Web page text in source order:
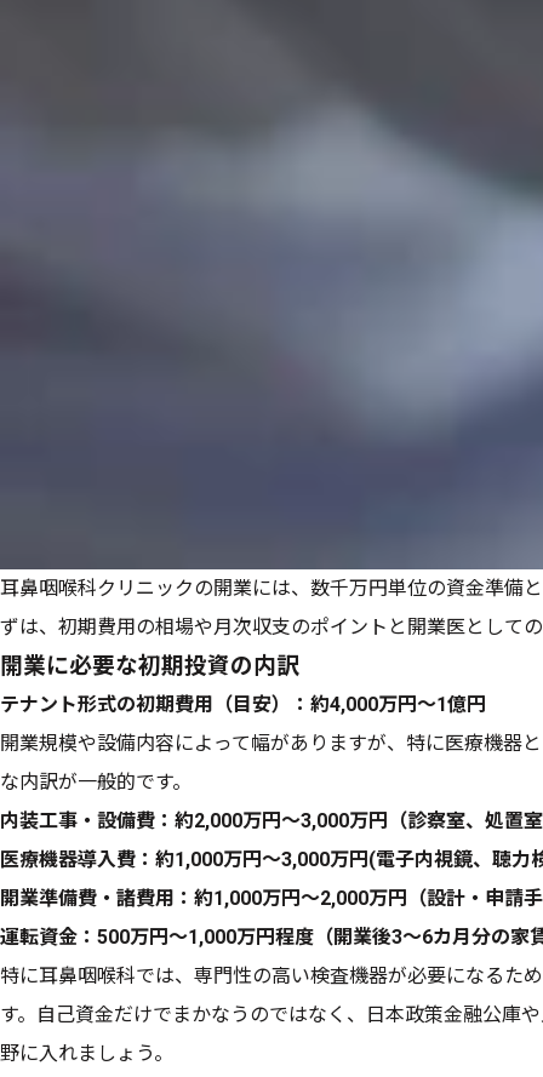
耳鼻咽喉科クリニックの開業には、数千万円単位の資金準備
ずは、初期費用の相場や月次収支のポイントと開業医として
開業に必要な初期投資の内訳
テナント形式の初期費用（目安）：約4,000万円～1億円
開業規模や設備内容によって幅がありますが、特に医療機器
な内訳が一般的です。
内装工事・設備費：約2,000万円～3,000万円（診察室、処置
医療機器導入費：約1,000万円～3,000万円(電子内視鏡、聴力
開業準備費・諸費用：約1,000万円～2,000万円（設計・申請
運転資金：500万円〜1,000万円程度（開業後3〜6カ月分の家
特に耳鼻咽喉科では、専門性の高い検査機器が必要になるた
す。自己資金だけでまかなうのではなく、日本政策金融公庫
野に入れましょう。